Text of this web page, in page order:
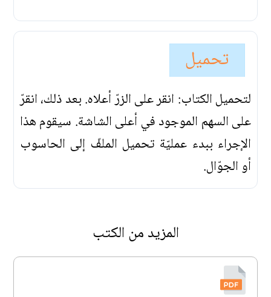
تحميل
لتحميل الكتاب: انقر على الزرّ أعلاه. بعد ذلك، انقرّ
على السهم الموجود في أعلى الشاشة. سيقوم هذا
الإجراء ببدء عمليّة تحميل الملفّ إلى الحاسوب
أو الجوّال.
المزيد من الكتب